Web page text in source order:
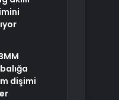
dişimi